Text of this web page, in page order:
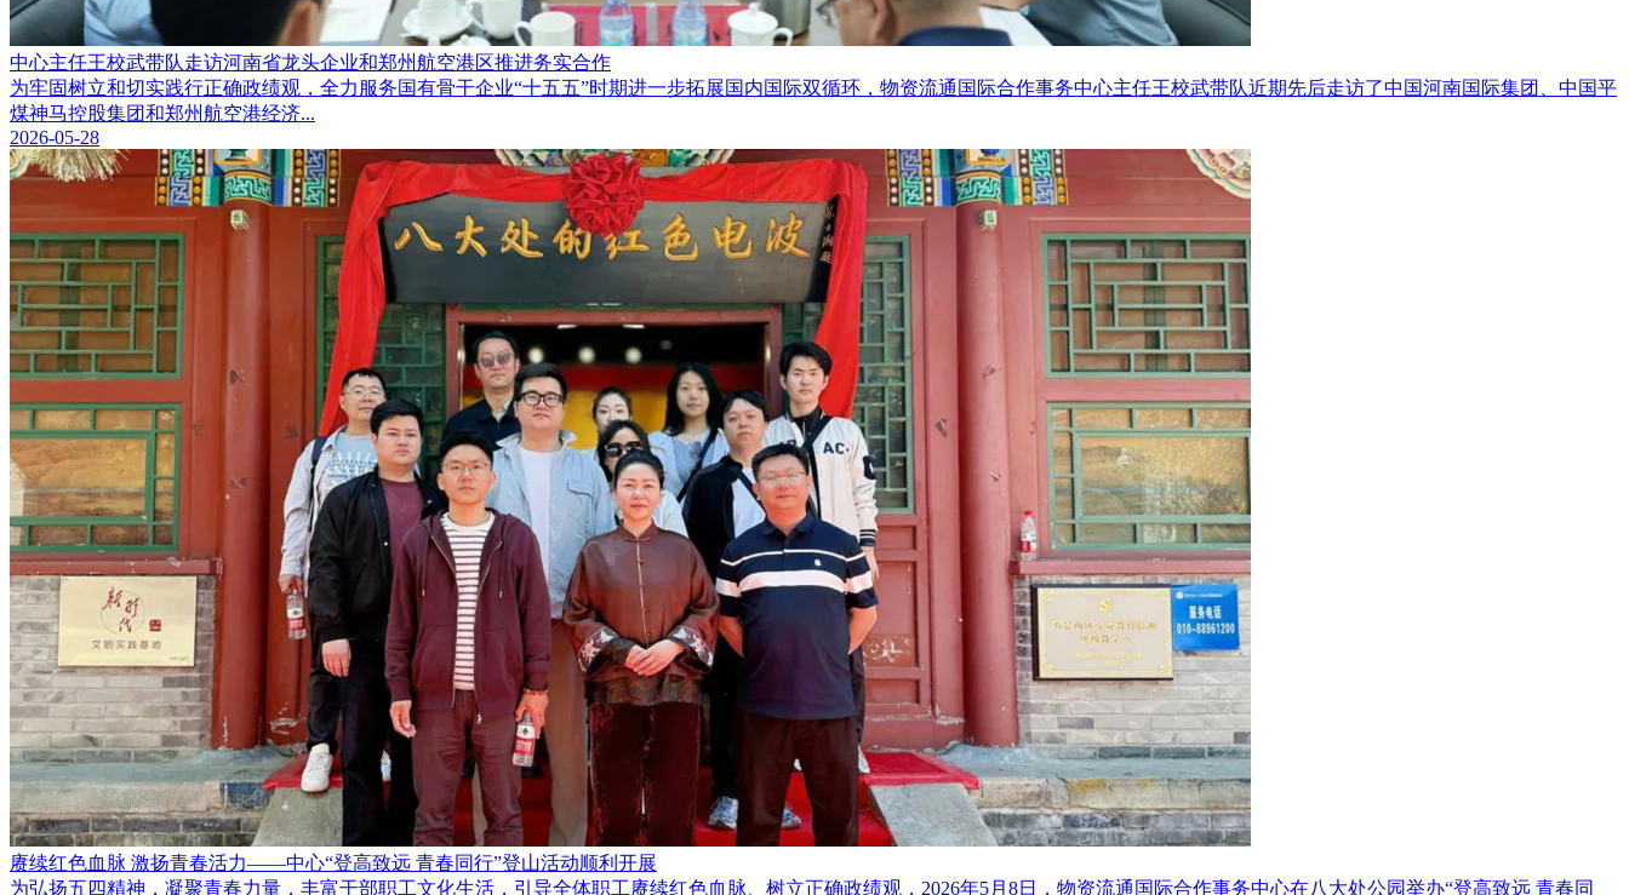
中心主任王校武带队走访河南省龙头企业和郑州航空港区推进务实合作
为牢固树立和切实践行正确政绩观，全力服务国有骨干企业“十五五”时期进一步拓展国内国际双循环，物资流通国际合作事务中心主任王校武带队近期先后走访了中国河南国际集团、中国平
煤神马控股集团和郑州航空港经济...
2026-05-28
赓续红色血脉 激扬青春活力——中心“登高致远 青春同行”登山活动顺利开展
为弘扬五四精神，凝聚青春力量，丰富干部职工文化生活，引导全体职工赓续红色血脉、树立正确政绩观，2026年5月8日，物资流通国际合作事务中心在八大处公园举办“登高致远 青春同